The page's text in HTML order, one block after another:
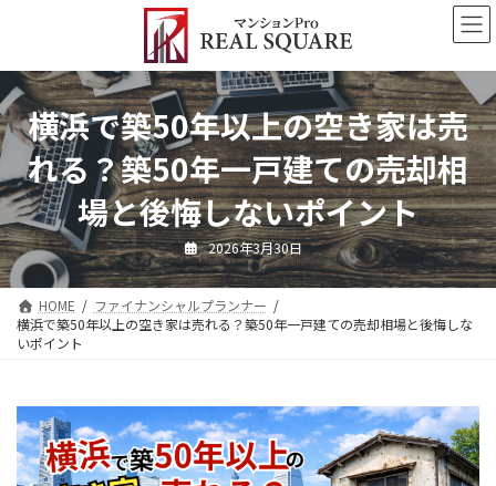
ン
ツ
へ
ス
キ
ッ
プ
ー
シ
ョ
ン
に
移
動
横浜で築50年以上の空き家は売
れる？築50年一戸建ての売却相
場と後悔しないポイント
2026年3月30日
HOME
ファイナンシャルプランナー
横浜で築50年以上の空き家は売れる？築50年一戸建ての売却相場と後悔しな
いポイント